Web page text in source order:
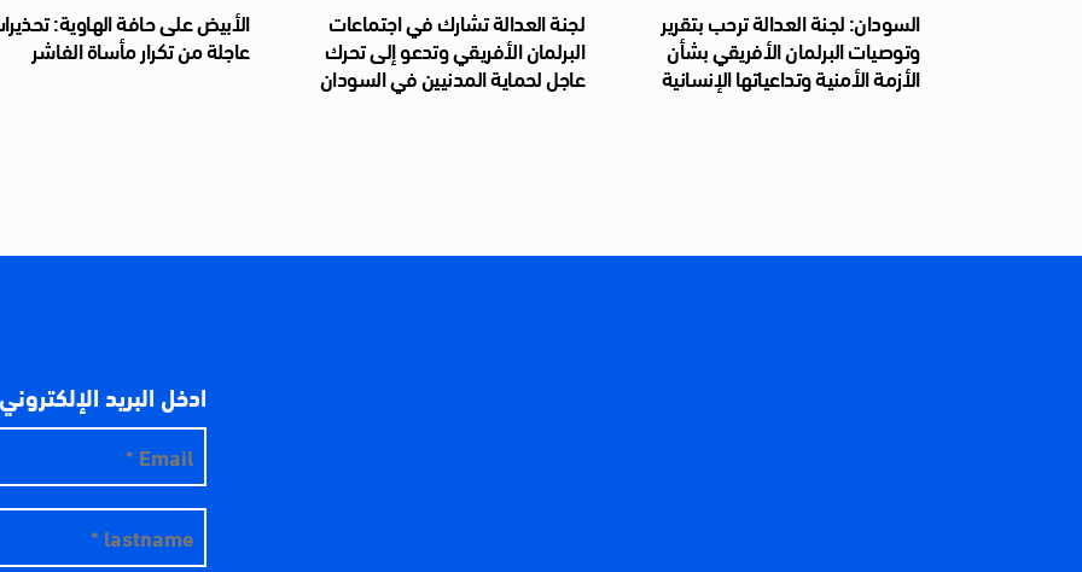
السودان: لجنة العدالة ترحب بتقرير
وتوصيات البرلمان الأفريقي بشأن
الأزمة الأمنية وتداعياتها الإنسانية
لجنة العدالة تشارك في اجتماعات
البرلمان الأفريقي وتدعو إلى تحرك
عاجل لحماية المدنيين في السودان
الأبيض على حافة الهاوية:
عاجلة من تكرار مأساة الفاشر
ادخل البريد الإلكتروني